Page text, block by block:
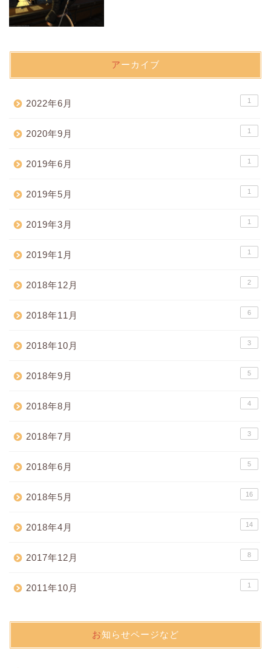
アーカイブ
2022年6月 1
2020年9月 1
2019年6月 1
2019年5月 1
2019年3月 1
2019年1月 1
2018年12月 2
2018年11月 6
2018年10月 3
2018年9月 5
2018年8月 4
2018年7月 3
2018年6月 5
2018年5月 16
2018年4月 14
2017年12月 8
2011年10月 1
お知らせページなど